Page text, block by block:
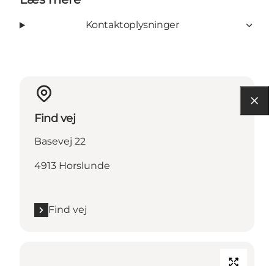
Kontaktoplysninger
Find vej
Basevej 22
4913 Horslunde
Find vej